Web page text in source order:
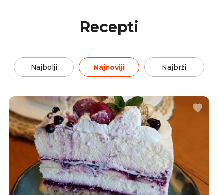
Recepti
Najbolji Najnoviji Najbrži